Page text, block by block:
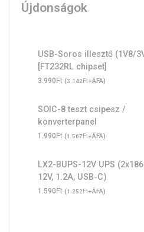
Újdonságok
USB-Soros illesztő (1V8/
[FT232RL chipset]
3.990Ft (3.142Ft+ÁFA)
SOIC-8 teszt csipesz /
konverterpanel
1.990Ft (1.567Ft+ÁFA)
LX2-BUPS-12V UPS
12V, 1.2A, USB-C)
1.590Ft (1.252Ft+ÁFA)